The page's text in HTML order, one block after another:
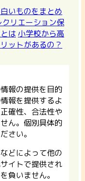
いものをまとめ
リエーション保
は小学校から高
ットがあるの？
報の提供を目的
報を提供するよ
確性、合法性や
ん。個別具体的
さい。
どによって他の
イトで提供され
負いません。